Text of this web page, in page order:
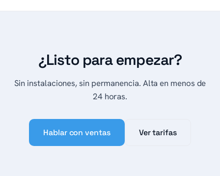
¿Listo para empezar?
Sin instalaciones, sin permanencia. Alta en menos de
24 horas.
Hablar con ventas Ver tarifas